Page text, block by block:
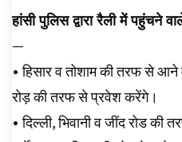
हांसी पुलिस द्वारा रैली में
—
• हिसार व तोशाम की तरफ से आने
रोड़ की तरफ से प्रवेश करेंगे।
• दिल्ली, भिवानी व जींद रोड